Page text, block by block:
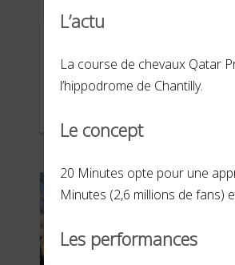
L’actu
La course de chevaux Qatar
l’hippodrome de Chantilly.
Le concept
20 Minutes opte pour une
Minutes (2,6 millions de fans)
Les performances